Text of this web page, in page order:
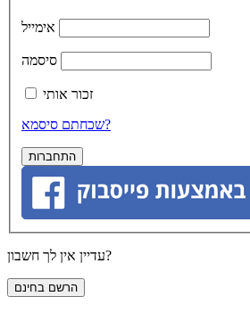
אימייל
סיסמה
זכור אותי
שכחתם סיסמא?
עדיין אין לך חשבון?
הרשם בחינם